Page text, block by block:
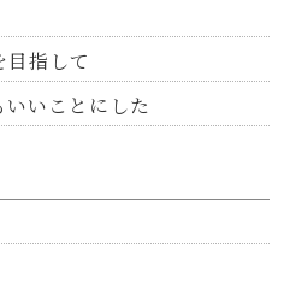
指して
いことにした